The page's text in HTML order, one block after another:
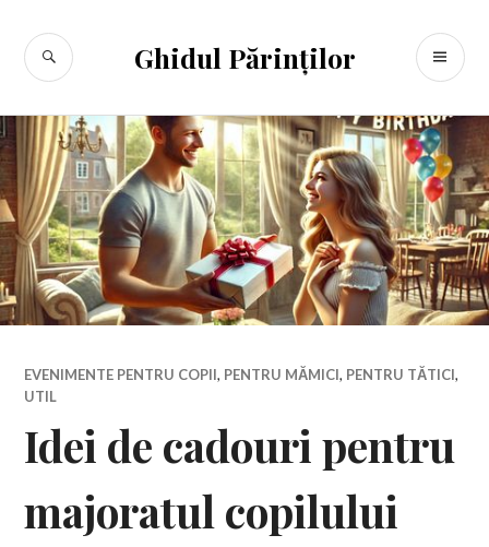
conținut
Ghidul Părinților
CĂUTARE
EVENIMENTE PENTRU COPII, PENTRU MĂMICI, PENTRU TĂTICI,
UTIL
Idei de cadouri pentru
majoratul copilului